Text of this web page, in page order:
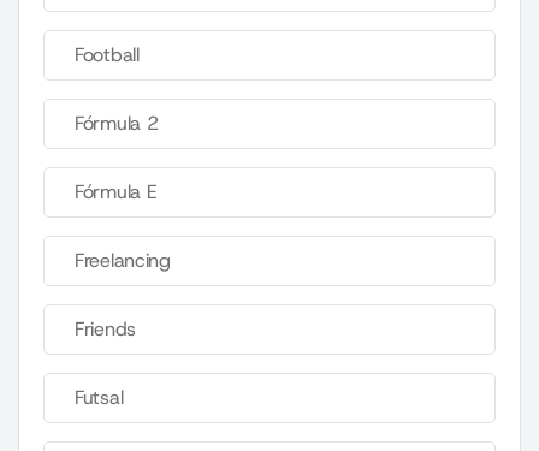
Football
Fórmula 2
Fórmula E
Freelancing
Friends
Futsal